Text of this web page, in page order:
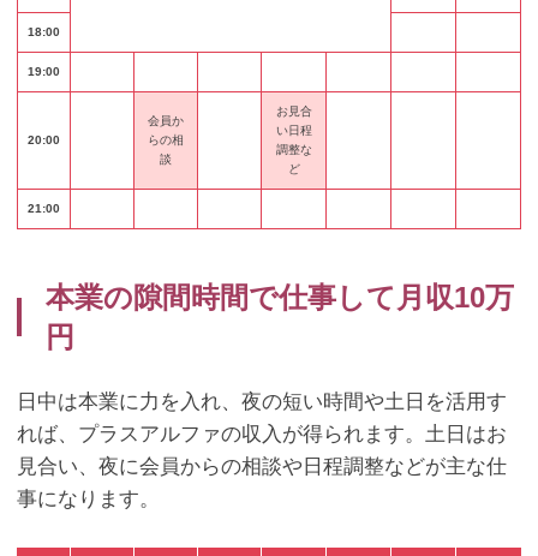
18:00
19:00
20:00
会員か
らの相
談
お見合
い日程
調整な
ど
21:00
本業の隙間時間で仕事して月収10万
円
日中は本業に力を入れ、夜の短い時間や土日を活用す
れば、プラスアルファの収入が得られます。土日はお
見合い、夜に会員からの相談や日程調整などが主な仕
事になります。